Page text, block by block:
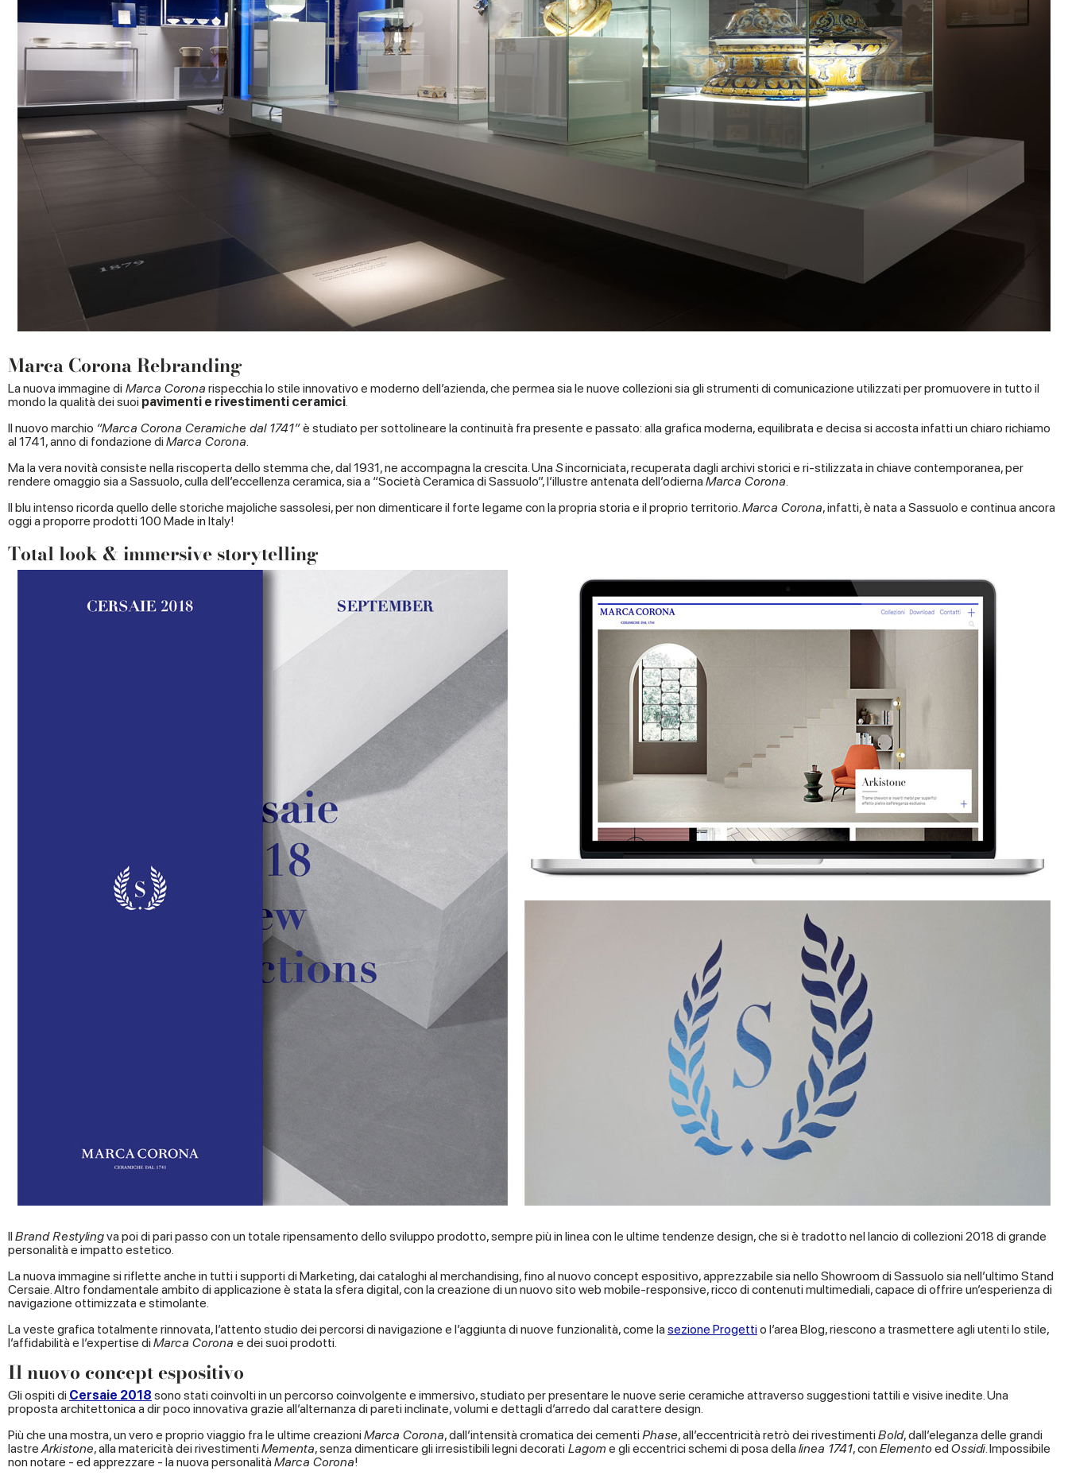
Marca Corona Rebranding
La nuova immagine di Marca Corona rispecchia lo stile innovativo e moderno dell’azienda, che permea sia le nuove collezioni sia gli strumenti di comunicazione utilizzati per promuovere in tutto il
mondo la qualità dei suoi pavimenti e rivestimenti ceramici.
Il nuovo marchio “Marca Corona Ceramiche dal 1741”è studiato per sottolineare la continuità fra presente e passato: alla grafica moderna, equilibrata e decisa si accosta infatti un chiaro richiamo
al 1741, anno di fondazione diMarca Corona.
Ma la vera novità consiste nella riscoperta dello stemma che, dal 1931, ne accompagna la crescita. Una Sincorniciata, recuperata dagli archivi storici e ri-stilizzata in chiave contemporanea, per
rendere omaggio sia a Sassuolo, culla dell’eccellenza ceramica, sia a “Società Ceramica di Sassuolo”, l’illustre antenata dell’odierna Marca Corona.
Il blu intenso ricorda quello delle storiche majoliche sassolesi, per non dimenticare il forte legame con la propria storia e il proprio territorio.Marca Corona, infatti, è nata a Sassuolo e continua ancora
oggi a proporre prodotti 100 Made in Italy!
Total look & immersive storytelling
IlBrand Restylingva poi di pari passo con un totale ripensamento dello sviluppo prodotto, sempre più in linea con le ultime tendenze design, che si è tradotto nel lancio di collezioni 2018 di grande
personalità e impatto estetico.
La nuova immagine si riflette anche in tutti i supporti di Marketing, dai cataloghi al merchandising, fino al nuovo concept espositivo, apprezzabile sia nello Showroom di Sassuolo sia nell’ultimo Stand
Cersaie. Altro fondamentale ambito di applicazione è stata la sfera digital, con la creazione di un nuovo sito web mobile-responsive, ricco di contenuti multimediali, capace di offrire un’esperienza di
navigazione ottimizzata e stimolante.
La veste grafica totalmente rinnovata, l’attento studio dei percorsi di navigazione e l’aggiunta di nuove funzionalità, come la sezione Progettio l’area Blog, riescono a trasmettere agli utenti lo stile,
l’affidabilità e l’expertise diMarca Corona e dei suoi prodotti.
Il nuovo concept espositivo
Gli ospiti di Cersaie 2018 sono stati coinvolti in un percorso coinvolgente e immersivo, studiato per presentare le nuove serie ceramiche attraverso suggestioni tattili e visive inedite. Una
proposta architettonica a dir poco innovativa grazie all’alternanza di pareti inclinate, volumi e dettagli d’arredo dal carattere design.
Più che una mostra, un vero e proprio viaggio fra le ultime creazioniMarca Corona, dall’intensità cromatica dei cementiPhase, all’eccentricità retrò dei rivestimentiBold, dall’eleganza delle grandi
lastreArkistone, alla matericità dei rivestimentiMementa, senza dimenticare gli irresistibili legni decorati Lagom e gli eccentrici schemi di posa della linea 1741, con Elemento ed Ossidi. Impossibile
non notare - ed apprezzare - la nuova personalità Marca Corona!